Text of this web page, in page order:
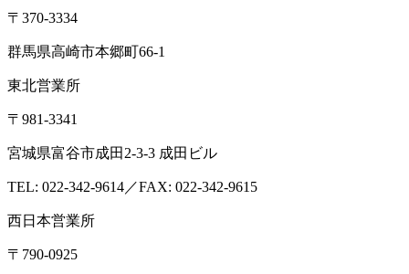
〒370-3334
群馬県高崎市本郷町66-1
東北営業所
〒981-3341
宮城県富谷市成田2-3-3 成田ビル
TEL: 022-342-9614／FAX: 022-342-9615
西日本営業所
〒790-0925